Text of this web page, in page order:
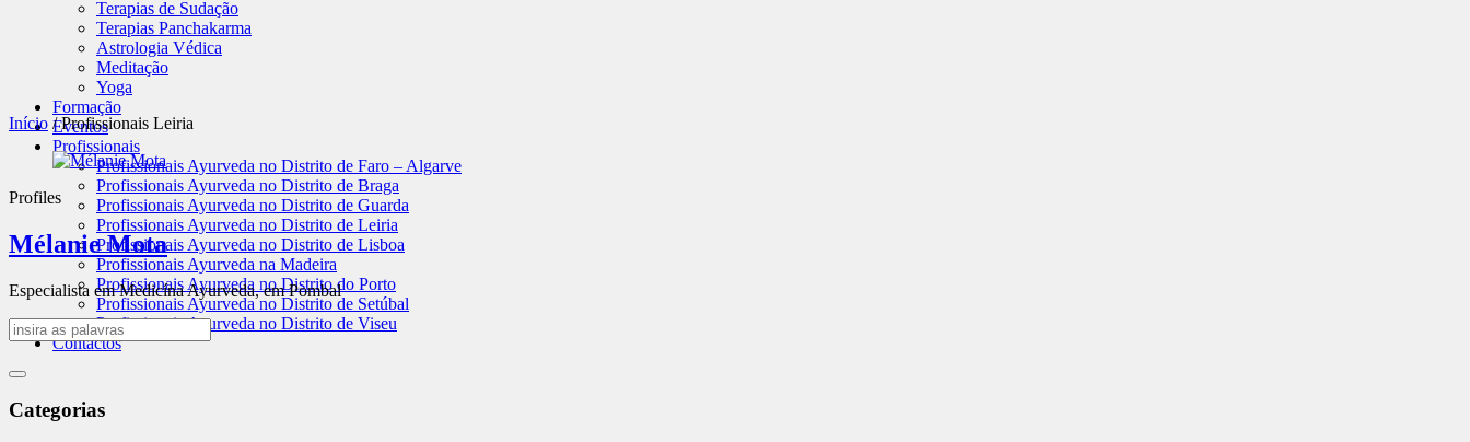
Terapias de Sudação
Terapias Panchakarma
Astrologia Védica
Meditação
Yoga
Formação
Eventos
Profissionais
Profissionais Ayurveda no Distrito de Faro – Algarve
Profissionais Ayurveda no Distrito de Braga
Profissionais Ayurveda no Distrito de Guarda
Profissionais Ayurveda no Distrito de Leiria
Profissionais Ayurveda no Distrito de Lisboa
Profissionais Ayurveda na Madeira
Profissionais Ayurveda no Distrito do Porto
Profissionais Ayurveda no Distrito de Setúbal
Profissionais Ayurveda no Distrito de Viseu
Contactos
Início /Profissionais Leiria
Profiles
Mélanie Mota
Especialista em Medicína Ayurveda, em Pombal
Categorias